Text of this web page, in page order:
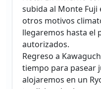
subida al Monte Fuji
otros motivos
llegaremos hasta el
autorizados.
Regreso a
tiempo para pasear
alojaremos en un